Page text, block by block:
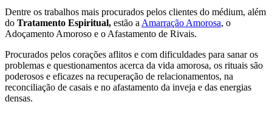
Dentre os trabalhos mais procurados pelos clientes do médium, além
do Tratamento Espiritual, estão a Amarração Amorosa, o
Adoçamento Amoroso e o Afastamento de Rivais.
Procurados pelos corações aflitos e com dificuldades para sanar os
problemas e questionamentos acerca da vida amorosa, os rituais são
poderosos e eficazes na recuperação de relacionamentos, na
reconciliação de casais e no afastamento da inveja e das energias
densas.